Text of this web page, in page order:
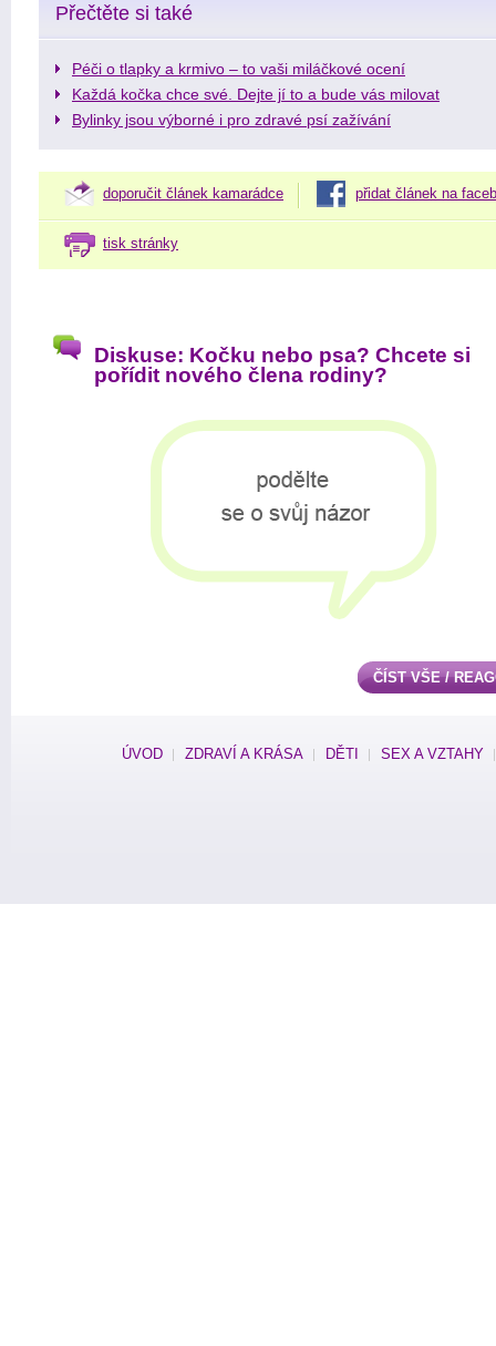
Přečtěte si také
Péči o tlapky a krmivo – to vaši miláčkové ocení
Každá kočka chce své. Dejte jí to a bude vás milovat
Bylinky jsou výborné i pro zdravé psí zažívání
doporučit článek kamarádce přidat článek na
tisk stránky
Diskuse: Kočku nebo psa? Chcete si
pořídit nového člena rodiny?
ČÍST VŠE /
ÚVOD ZDRAVÍ A KRÁSA DĚTI SEX A VZTAHY